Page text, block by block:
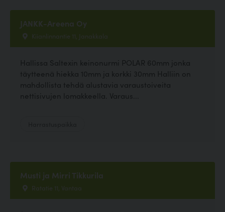
JANKK-Areena Oy
Kiianlinnantie 11, Janakkala
Hallissa Saltexin keinonurmi POLAR 60mm jonka
täytteenä hiekka 10mm ja korkki 30mm Halliin on
mahdollista tehdä alustavia varaustoiveita
nettisivujen lomakkeella. Varaus...
Musti ja Mirri Tikkurila
Ratatie 11, Vantaa